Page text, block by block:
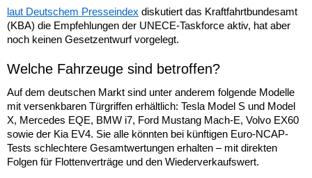
laut Deutschem Presseindex diskutiert das Kraftfahrtbundesamt
(KBA) die Empfehlungen der UNECE-Taskforce aktiv, hat aber
noch keinen Gesetzentwurf vorgelegt.
Welche Fahrzeuge sind betroffen?
Auf dem deutschen Markt sind unter anderem folgende Modelle
mit versenkbaren Türgriffen erhältlich: Tesla Model S und Model
X, Mercedes EQE, BMW i7, Ford Mustang Mach-E, Volvo EX60
sowie der Kia EV4. Sie alle könnten bei künftigen Euro-NCAP-
Tests schlechtere Gesamtwertungen erhalten – mit direkten
Folgen für Flottenverträge und den Wiederverkaufswert.